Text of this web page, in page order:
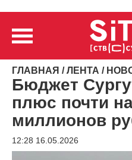
ГЛАВНАЯ /ЛЕНТА /
Бюджет
плюс почти
миллионов
12:28 16.05.2026